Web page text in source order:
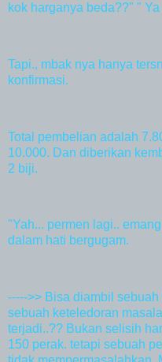
kok harganya beda??" "
Tapi., mbak nya hanya
konfirmasi.
Total pembelian adalah
10.000. Dan diberikan
2 biji.
"Yah... permen lagi..
dalam hati bergugam.
----->> Bisa diambil
sebuah keteledoran
terjadi..?? Bukan selisih
150 perak. tetapi sebuah